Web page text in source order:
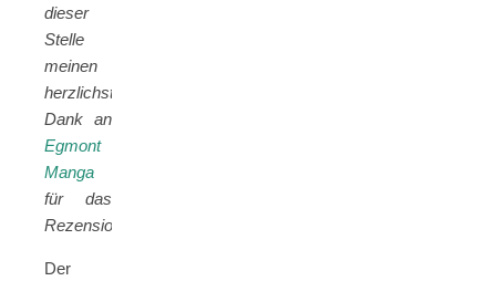
dieser
Stelle
meinen
herzlichsten
Dank an
Egmont
Manga
für das
Rezensionsexemplar.
Der